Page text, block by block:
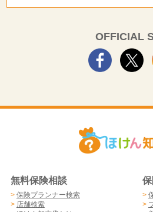
OFFICIAL
無料保険相談
> 保険プランナー検索
> 店舗検索
>
>